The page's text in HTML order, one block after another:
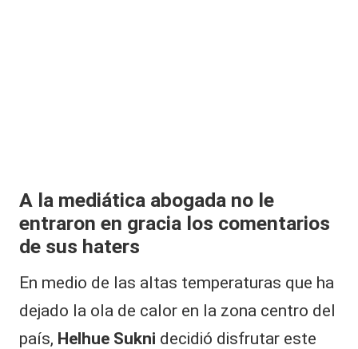
|
L
a
C
V
C
A la mediática abogada no le
entraron en gracia los comentarios
de sus haters
En medio de las altas temperaturas que ha
dejado la ola de calor en la zona centro del
país, Helhue Sukni decidió disfrutar este